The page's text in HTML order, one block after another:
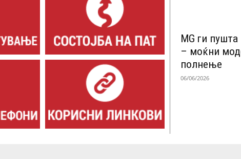
MG ги
– моќни
полнење
06/06/2026